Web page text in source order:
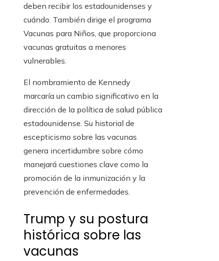
deben recibir los estadounidenses y
cuándo. También dirige el programa
Vacunas para Niños, que proporciona
vacunas gratuitas a menores
vulnerables.
El nombramiento de Kennedy
marcaría un cambio significativo en la
dirección de la política de salud pública
estadounidense. Su historial de
escepticismo sobre las vacunas
genera incertidumbre sobre cómo
manejará cuestiones clave como la
promoción de la inmunización y la
prevención de enfermedades.
Trump y su postura
histórica sobre las
vacunas